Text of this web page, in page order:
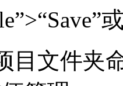
目文件夹